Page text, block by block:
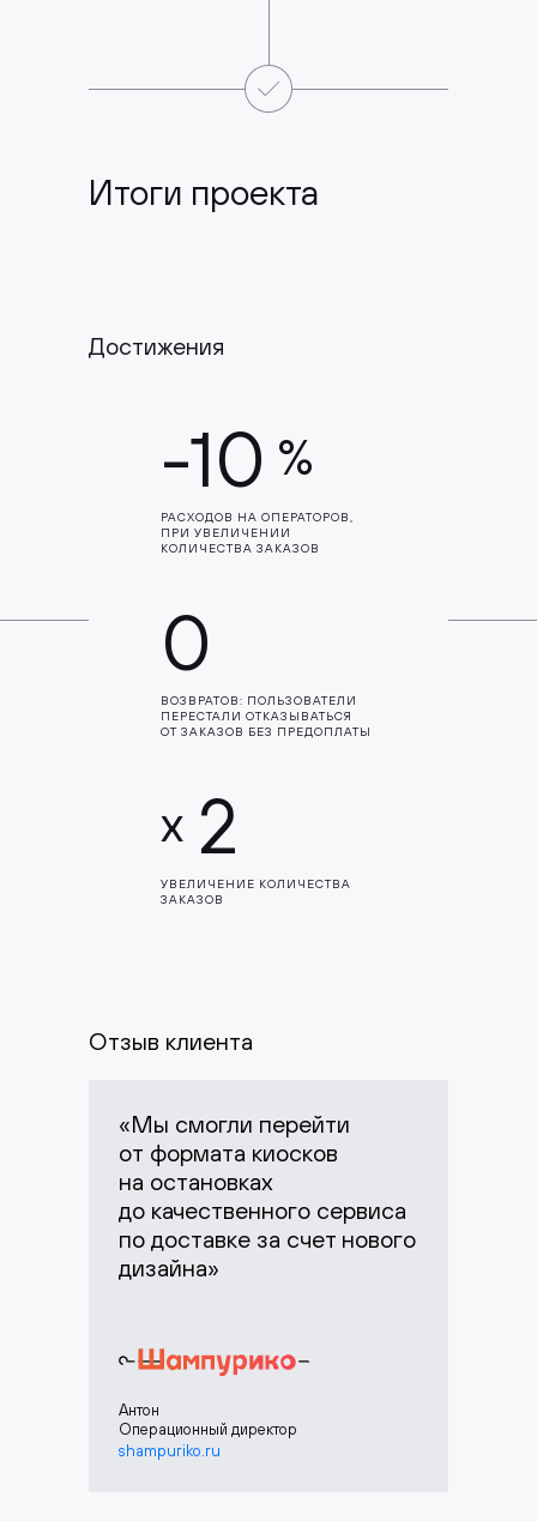
Итоги проекта
-10 %
РАСХОДОВ НА ОПЕРАТОРОВ,
ПРИ УВЕЛИЧЕНИИ
КОЛИЧЕСТВА ЗАКАЗОВ
ВОЗВРАТОВ: ПОЛЬЗОВАТЕЛИ
ПЕРЕСТАЛИ ОТКАЗЫВАТЬСЯ
ОТ ЗАКАЗОВ БЕЗ ПРЕДОПЛАТЫ
0
Достижения
2
x
УВЕЛИЧЕНИЕ КОЛИЧЕСТВА
ЗАКАЗОВ
Антон
Операционный директор
shampuriko.ru
«Мы смогли перейти
от формата киосков
на остановках
до качественного сервиса
по доставке за счет нового
дизайна»
Отзыв клиента